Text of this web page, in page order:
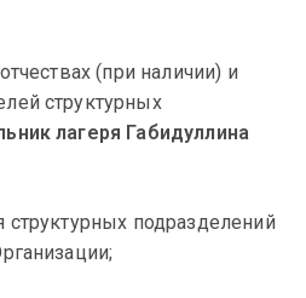
(при наличии) и
структурных
лагеря Габидуллина
подразделений